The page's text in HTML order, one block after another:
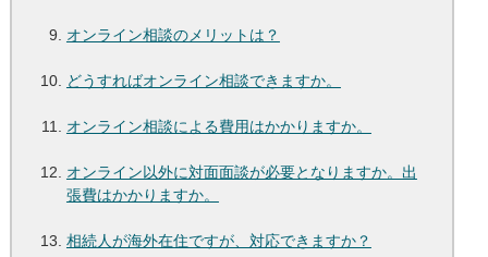
オンライン相談のメリットは？
どうすればオンライン相談できますか。
オンライン相談による費用はかかりますか。
オンライン以外に対面面談が必要となりますか。出
張費はかかりますか。
相続人が海外在住ですが、対応できますか？